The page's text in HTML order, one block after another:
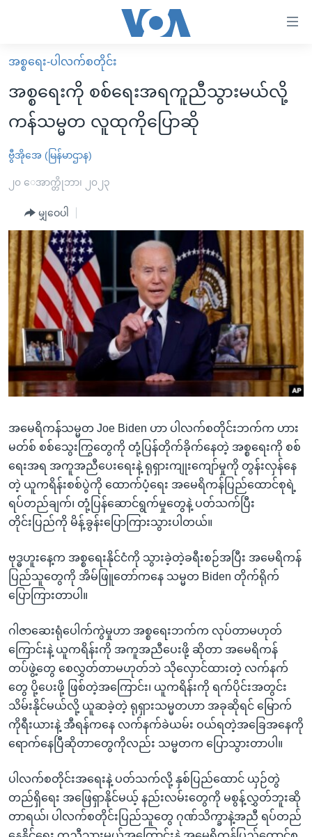
လွယ်ကူ
စေ
သည့်
များ
ပင်မ
ကျော်
ကြည့်
ရန်
ပင်မ
ညွန်း
စာမျက်နှာ
သို့
ကျော်
ရန်
ရှာဖွေ
ရန်
နေရာ
သို့
ကျော်
မူလစာမျက်နှာ
မြန်မာ
ကမ္ဘာ့သတင်းများ
နိုင်ငံတကာ
အစ္စရေး-ပါလက်စတိုင်း
ဗွီဒီယို
အင်္ဂလိပ်စာလေ့လာမယ်
အမေရိကန်သုံးအီဒီယံ
မကြေးမုံရဲ့ အင်္ဂလိပ်စာ
ရုပ်ရှင်ထဲက အင်္ဂလိပ်စာ
သုတပဒေသာ အင်္ဂလိပ်စာ
အပတ်စဉ်ကဏ္ဍများ
ရေဒီယို
တီဗွီ
ရေဒီယိုနှင့်ရုပ်သံ အချက်အလက်များ
ရေဒီယို/တီဗွီအစီအစဉ်
Learning English
ဗွီအိုအေ လူမှုကွန်ယက်များ
ဘာသာစကားများ
အစ္စရေး-ပါလက်စတိုင်း
အစ္စရေးကို စစ်ရေးအရကူညီသွားမယ်လို့
ကန်သမ္မတ လူထုကိုပြောဆို
ဗွီအိုအေ (မြန်မာဌာန)
၂၀ ေအာက္တိုဘာ၊ ၂၀၂၃
မျှဝေပါ
အမေရိကန်သမ္မတ Joe Biden ဟာ ပါလက်စတိုင်းဘက်က ဟား
မတ်စ် စစ်သွေးကြွတွေကို တုံ့ပြန်တိုက်ခိုက်နေတဲ့ အစ္စရေးကို စစ်
ရေးအရ အကူအညီပေးရေးနဲ့ ရုရှားကျုးကျော်မှုကို တွန်းလှန်နေ
တဲ့ ယူကရိန်းစစ်ပွဲကို ထောက်ပံ့ရေး အမေရိကန်ပြည်ထောင်စုရဲ့
ရပ်တည်ချက်၊ တုံ့ပြန်ဆောင်ရွက်မှုတွေနဲ့ ပတ်သက်ပြီး
တိုင်းပြည်ကို မိန့်ခွန်းပြောကြားသွားပါတယ်။
ဗုဒ္ဓဟူးနေ့က အစ္စရေးနိုင်ငံကို သွားခဲ့တဲ့ခရီးစဉ်အပြီး အမေရိကန်
ပြည်သူတွေကို အိမ်ဖြူတော်ကနေ သမ္မတ Biden တိုက်ရိုက်
ပြောကြားတာပါ။
ဂါဇာဆေးရုံပေါက်ကွဲမှုဟာ အစ္စရေးဘက်က လုပ်တာမဟုတ်
ကြောင်းနဲ့ ယူကရိန်းကို အကူအညီပေးဖို့ ဆိုတာ အမေရိကန်
တပ်ဖွဲ့တွေ စေလွှတ်တာမဟုတ်ဘဲ သိုလှောင်ထားတဲ့ လက်နက်
တွေ ပို့ပေးဖို့ ဖြစ်တဲ့အကြောင်း၊ ယူကရိန်းကို ရက်ပိုင်းအတွင်း
သိမ်းနိုင်မယ်လို့ ယူဆခဲ့တဲ့ ရုရှားသမ္မတဟာ အခုဆိုရင် မြောက်
ကိုရီးယားနဲ့ အီရန်ကနေ လက်နက်ခဲယမ်း ဝယ်ရတဲ့အခြေအနေကို
ရောက်နေပြီဆိုတာတွေကိုလည်း သမ္မတက ပြောသွားတာပါ။
ပါလက်စတိုင်းအရေးနဲ့ ပတ်သက်လို့ နှစ်ပြည်ထောင် ယှဉ်တွဲ
တည်ရှိရေး အဖြေရှာနိုင်မယ့် နည်းလမ်းတွေကို မစွန့်လွှတ်ဘူးဆို
တာရယ်၊ ပါလက်စတိုင်းပြည်သူတွေ ဂုဏ်သိက္ခာနဲ့အညီ ရပ်တည်